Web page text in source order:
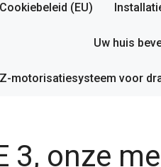
Cookiebeleid (EU)
Uw huis
motorisatiesysteem voor
3, onze